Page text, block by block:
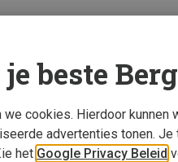
beste
we cookies. Hierdoor
advertenties tonen.
het Google Privacy Beleid